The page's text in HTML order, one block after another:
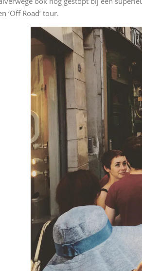
‘Off Road’ tour.